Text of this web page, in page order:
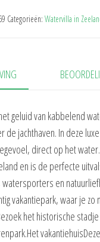
Categorieën: Watervilla in
geluid van kabbelend
de jachthaven. In deze
direct op het
en is de perfecte
en
vakantiepark, waar je zo
het historische